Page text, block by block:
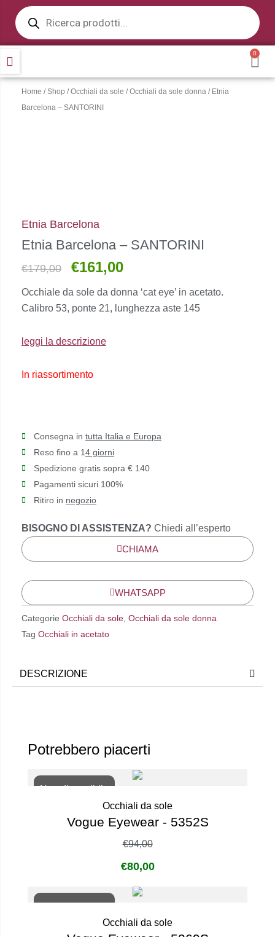
contenuto
Products
search
0
Home /Shop /Occhiali da sole /Occhiali da sole donna / Etnia
Barcelona – SANTORINI
Etnia Barcelona
Etnia Barcelona – SANTORINI
€179,00
Il
originale
era:
€161,00Il
attuale
è:
Occhiale da sole da donna ‘cat eye’ in acetato.
Calibro 53, ponte 21, lunghezza aste 145
leggi la descrizione
In riassortimento
Consegna in tutta Italia e Europa
Reso fino a 14 giorni
Spedizione gratis sopra € 140
Pagamenti sicuri 100%
Ritiro in negozio
BISOGNO DI ASSISTENZA? Chiedi all’esperto
CHIAMA
WHATSAPP
Categorie Occhiali da sole, Occhiali da sole donna
Tag Occhiali in acetato
DESCRIZIONE
Potrebbero piacerti
Non disponibile
Occhiali da sole
Vogue Eyewear - 5352S
€94,00
€80,00
Occhiali da sole